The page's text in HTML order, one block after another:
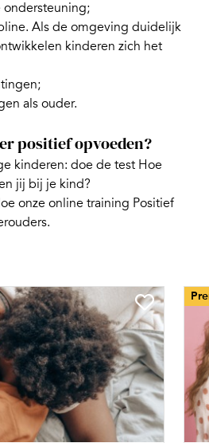
ondersteuning;
. Als de omgeving duidelijk
kinderen zich het
als ouder.
positief opvoeden?
kinderen: doe de test Hoe
jij bij je kind?
onze online training Positief